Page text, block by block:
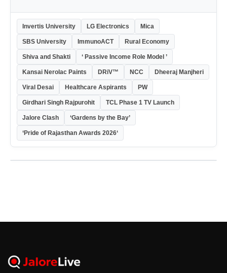
Invertis University LG Electronics Mica
SBS University ImmunoACT Rural Economy
Shiva and Shakti ‘ Passive Income Role Model ’
Kansai Nerolac Paints DRiV™ NCC Dheeraj Manjheri
Viral Desai Healthcare Aspirants PW
Girdhari Singh Rajpurohit TCL Phase 1 TV Launch
Jalore Clash ‘Gardens by the Bay’
‘Pride of Rajasthan Awards 2026‘